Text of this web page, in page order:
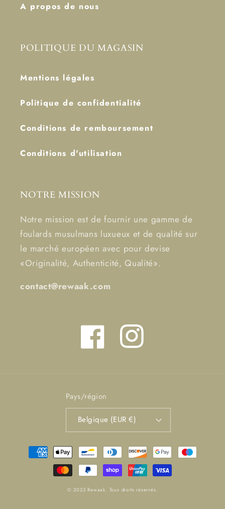
A propos de nous
POLITIQUE DU MAGASIN
Mentions légales
Politique de confidentialité
Conditions de remboursement
Conditions d'utilisation
NOTRE MISSION
Notre mission est de fournir une gamme de
foulards musulmans luxueux et de qualité sur
le marché européen avec pour devise
«Originalité, Authenticité, Qualité».
contact@rewaak.com
Facebook Instagram
Pays/région
Belgique (EUR €)
Moyens
de
paiement
© 2023 Rewaak. Tous droits réservés.